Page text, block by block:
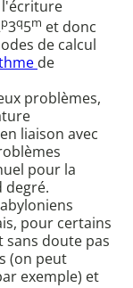
l'écriture
p3q5m et donc
de calcul
de
problèmes,
liaison avec
pour la
degré.
pour certains
doute pas
(on peut
exemple) et